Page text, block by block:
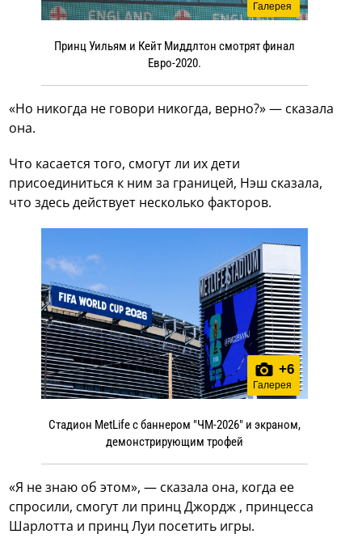
Галерея
Принц Уильям и Кейт Миддлтон смотрят финал
Евро-2020.
«Но никогда не говори никогда, верно?» — сказала
она.
Что касается того, смогут ли их дети
присоединиться к ним за границей, Нэш сказала,
что здесь действует несколько факторов.
+6
Галерея
Стадион MetLife с баннером "ЧМ-2026" и экраном,
демонстрирующим трофей
«Я не знаю об этом», — сказала она, когда ее
спросили, смогут ли принц Джордж , принцесса
Шарлотта и принц Луи посетить игры.